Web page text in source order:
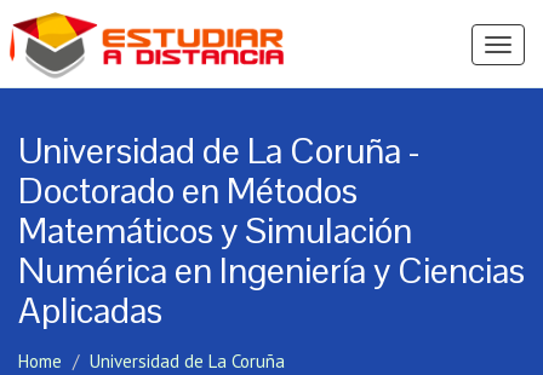
Ver
Universidad de La Coruña -
Doctorado en Métodos
Matemáticos y Simulación
Numérica en Ingeniería y Ciencias
Aplicadas
Home
Universidad de La Coruña